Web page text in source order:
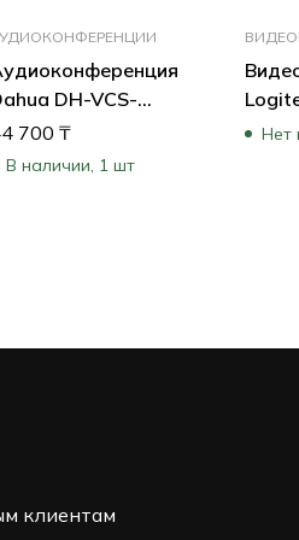
DH-VCS-
700 ₸
В наличии, 1 шт
Нет
клиентам